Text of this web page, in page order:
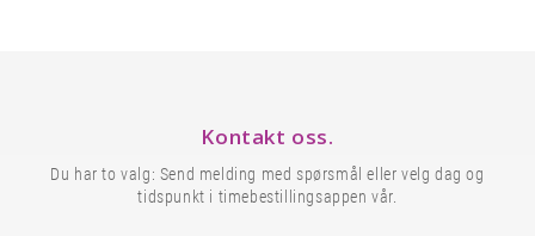
Kontakt oss.
Du har to valg: Send melding med spørsmål eller velg dag og
tidspunkt i timebestillingsappen vår.